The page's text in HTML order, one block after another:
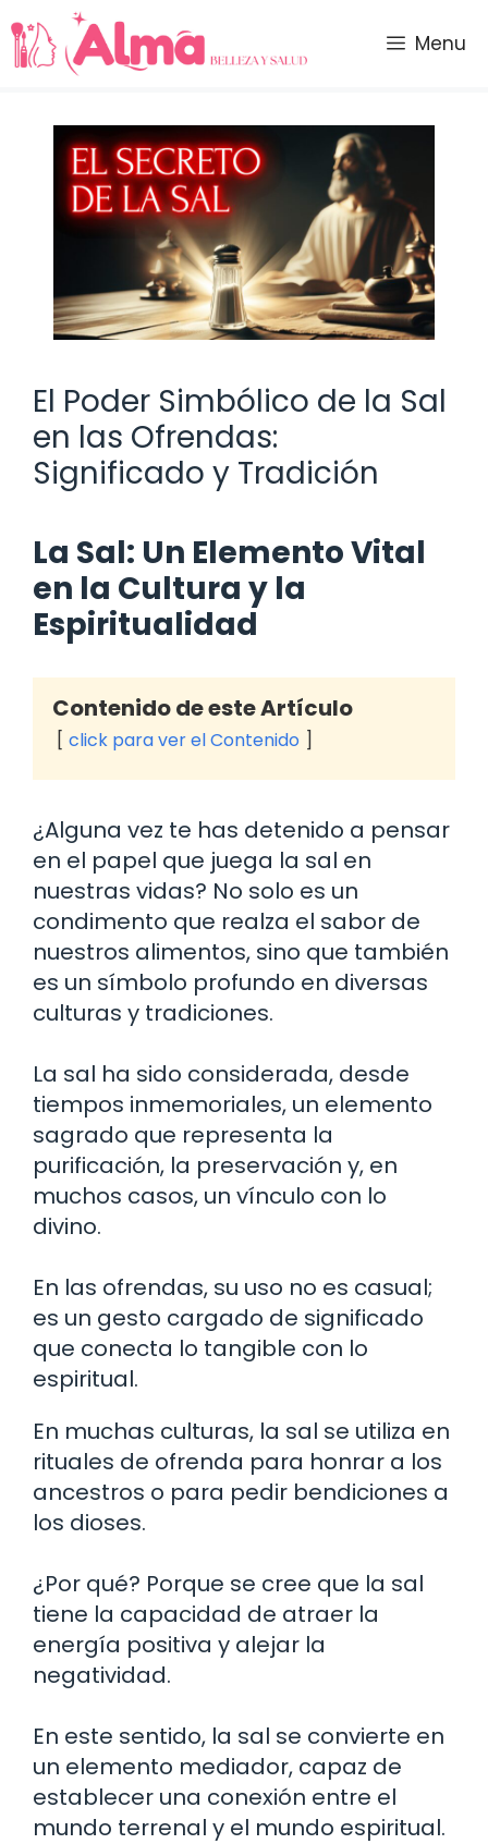
Saltar
al
contenido
Menu
El Poder Simbólico de la Sal
en las Ofrendas:
Significado y Tradición
La Sal: Un Elemento Vital
en la Cultura y la
Espiritualidad
Contenido de este Artículo
click para ver el Contenido
¿Alguna vez te has detenido a pensar
en el papel que juega la sal en
nuestras vidas? No solo es un
condimento que realza el sabor de
nuestros alimentos, sino que también
es un símbolo profundo en diversas
culturas y tradiciones.
La sal ha sido considerada, desde
tiempos inmemoriales, un elemento
sagrado que representa la
purificación, la preservación y, en
muchos casos, un vínculo con lo
divino.
En las ofrendas, su uso no es casual;
es un gesto cargado de significado
que conecta lo tangible con lo
espiritual.
En muchas culturas, la sal se utiliza en
rituales de ofrenda para honrar a los
ancestros o para pedir bendiciones a
los dioses.
¿Por qué? Porque se cree que la sal
tiene la capacidad de atraer la
energía positiva y alejar la
negatividad.
En este sentido, la sal se convierte en
un elemento mediador, capaz de
establecer una conexión entre el
mundo terrenal y el mundo espiritual.